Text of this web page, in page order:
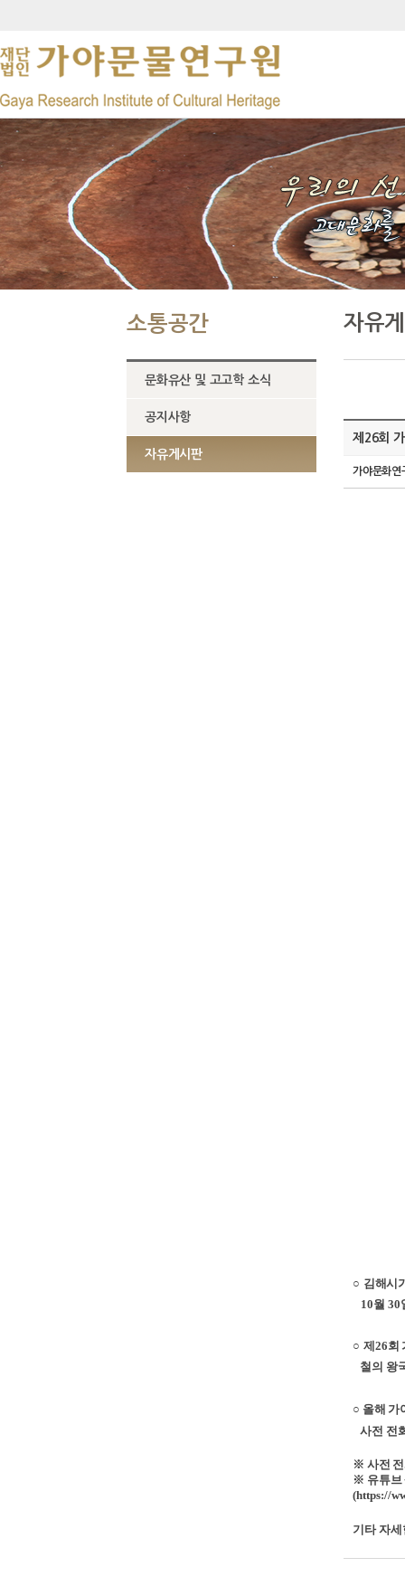
소통공간
문화유산 및 고고학 소식
공지사항
자유게시판
자유
제26회
가야문화연
○ 김해시
10월 30
○ 제 26회
철의 왕
○ 올해 가
사전 전
※ 사전
※ 유튜
(https://
기타 자